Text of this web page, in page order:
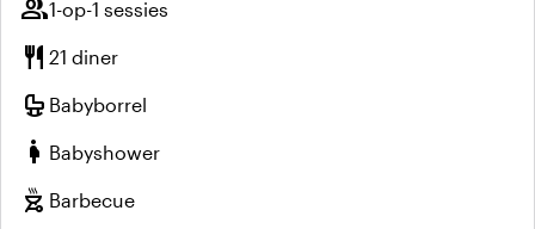
group1-op-1 sessies
restaurant 21 diner
crib Babyborrel
pregnant_woman Babyshower
outdoor_grill Barbecue